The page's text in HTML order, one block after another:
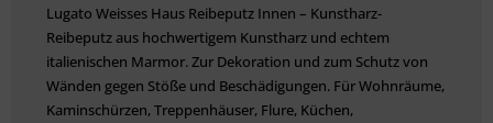
Lugato Weisses Haus Reibeputz Innen – Kunstharz-
Reibeputz aus hochwertigem Kunstharz und echtem
italienischen Marmor. Zur Dekoration und zum Schutz von
Wänden gegen Stöße und Beschädigungen. Für Wohnräume,
Kaminschürzen, Treppenhäuser, Flure, Küchen,